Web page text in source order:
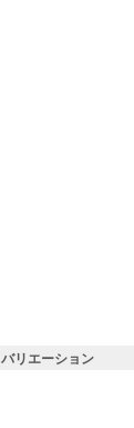
バリエーション